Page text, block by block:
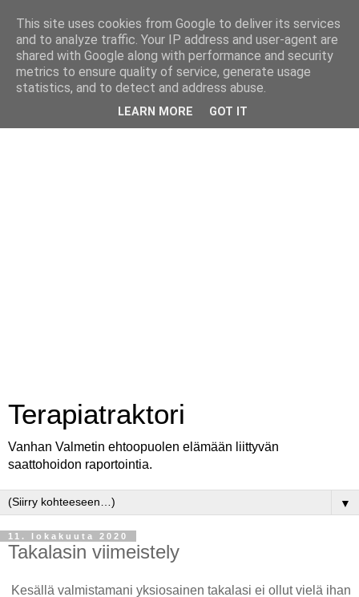
Terapiatraktori
Vanhan Valmetin ehtoopuolen elämään liittyvän
saattohoidon raportointia.
▼
11. lokakuuta 2020
Takalasin viimeistely
Kesällä valmistamani yksiosainen takalasi ei ollut vielä ihan
This site uses cookies from Google to deliver its services
and to analyze traffic. Your IP address and user-agent are
shared with Google along with performance and security
metrics to ensure quality of service, generate usage
statistics, and to detect and address abuse.
LEARN MORE GOT IT